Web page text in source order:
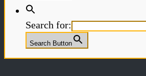
Search for:
Search Button